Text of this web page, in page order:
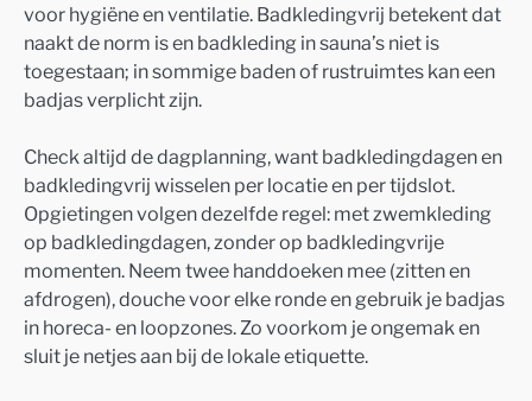
voor hygiëne en ventilatie. Badkledingvrij betekent dat
naakt de norm is en badkleding in sauna’s niet is
toegestaan; in sommige baden of rustruimtes kan een
badjas verplicht zijn.
Check altijd de dagplanning, want badkledingdagen en
badkledingvrij wisselen per locatie en per tijdslot.
Opgietingen volgen dezelfde regel: met zwemkleding
op badkledingdagen, zonder op badkledingvrije
momenten. Neem twee handdoeken mee (zitten en
afdrogen), douche voor elke ronde en gebruik je badjas
in horeca- en loopzones. Zo voorkom je ongemak en
sluit je netjes aan bij de lokale etiquette.